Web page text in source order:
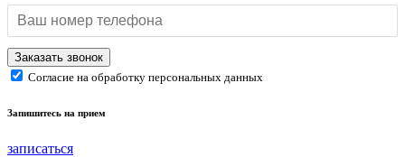
Согласие на обработку персональных данных
Запишитесь на прием
записаться